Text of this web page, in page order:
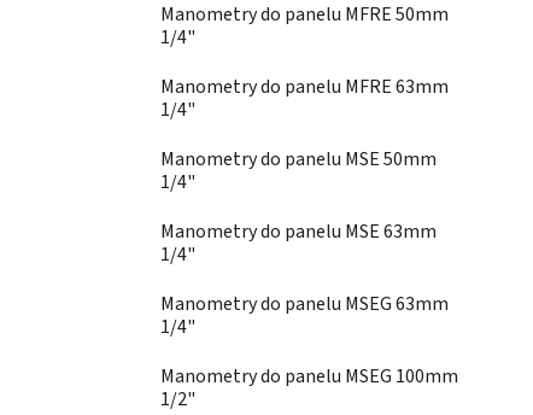
Manometry do panelu MFRE 50mm
1/4"
Manometry do panelu MFRE 63mm
1/4"
Manometry do panelu MSE 50mm
1/4"
Manometry do panelu MSE 63mm
1/4"
Manometry do panelu MSEG 63mm
1/4"
Manometry do panelu MSEG 100mm
1/2"